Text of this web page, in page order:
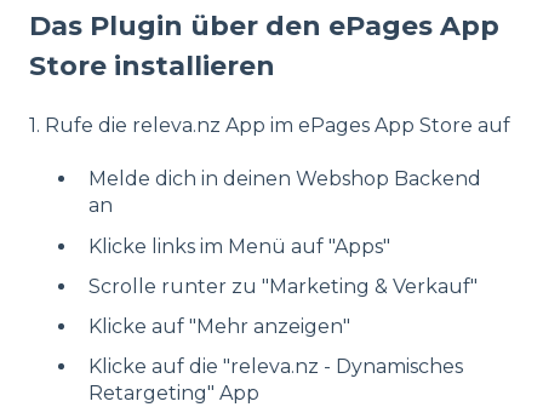
Das Plugin über den ePages App
Store installieren
1. Rufe die releva.nz App im ePages App Store auf
Melde dich in deinen Webshop Backend
an
Klicke links im Menü auf "Apps"
Scrolle runter zu "Marketing & Verkauf"
Klicke auf "Mehr anzeigen"
Klicke auf die "releva.nz - Dynamisches
Retargeting" App